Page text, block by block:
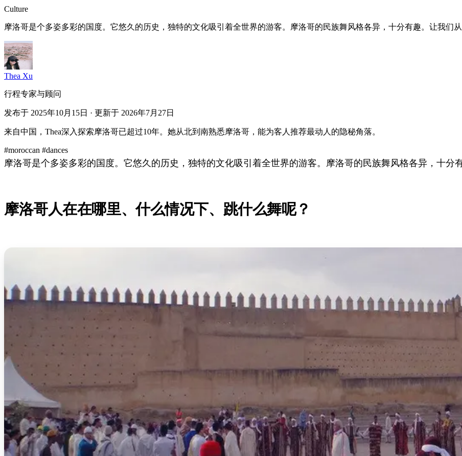
Culture
摩洛哥是个多姿多彩的国度。它悠久的历史，独特的文化吸引着全世界的游客。摩洛哥的民族舞风格各异，十分有趣。让我们
Thea Xu
行程专家与顾问
发布于 2025年10月15日 · 更新于 2026年7月27日
来自中国，Thea深入探索摩洛哥已超过10年。她从北到南熟悉摩洛哥，能为客人推荐最动人的隐秘角落。
#moroccan #dances
摩洛哥是个多姿多彩的国度。它悠久的历史，独特的文化吸引着全世界的游客。摩洛哥的民族舞风格各异，十分
摩洛哥人在在哪里、什么情况下、跳什么舞呢？